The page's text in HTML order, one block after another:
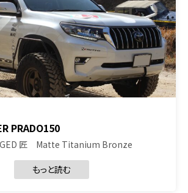
PRADO150
匠 Matte Titanium Bronze
もっと読む